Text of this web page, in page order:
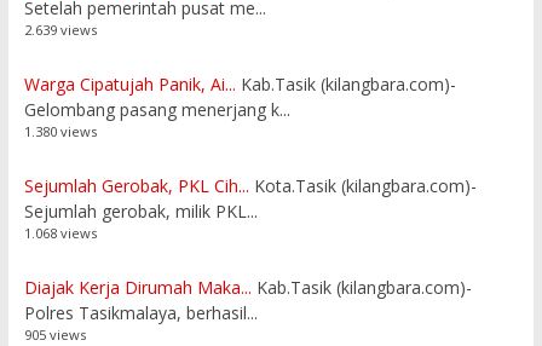
Setelah pemerintah pusat me...
2.639 views
Warga Cipatujah Panik, Ai... Kab.Tasik (kilangbara.com)-
Gelombang pasang menerjang k...
1.380 views
Sejumlah Gerobak, PKL Cih... Kota.Tasik (kilangbara.com)-
Sejumlah gerobak, milik PKL...
1.068 views
Diajak Kerja Dirumah Maka... Kab.Tasik (kilangbara.com)-
Polres Tasikmalaya, berhasil...
905 views